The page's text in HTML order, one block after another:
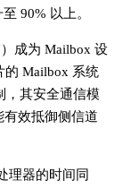
90% 以上。
成为 Mailbox 设
的 Mailbox 系统
，其安全通信模
有效抵御侧信道
理器的时间同